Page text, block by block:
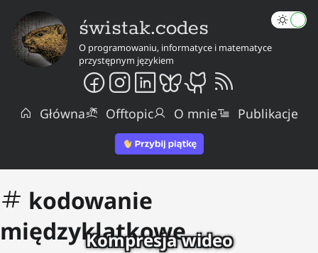
świstak.codes
O programowaniu, informatyce i matematyce
przystępnym językiem
Główna Offtopic O mnie Publikacje
kodowanie
międzyklatkowe
Kompresja wideo